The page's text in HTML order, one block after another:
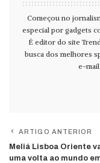
Começou no
especial por gadgets
É editor do site
busca dos melhores
e-mail
ARTIGO ANTERIOR
Meliá Lisboa Oriente
uma volta ao mundo